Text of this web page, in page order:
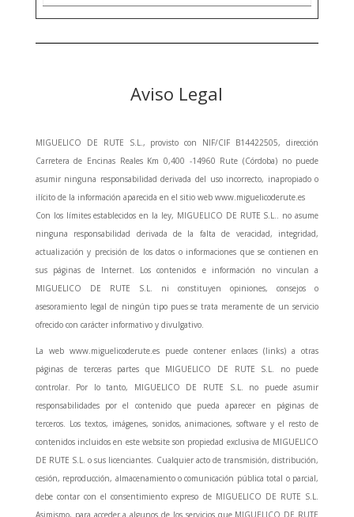
Aviso Legal
MIGUELICO DE RUTE S.L., provisto con NIF/CIF B14422505, dirección
Carretera de Encinas Reales Km 0,400 -14960 Rute (Córdoba) no puede
asumir ninguna responsabilidad derivada del uso incorrecto, inapropiado o
ilícito de la información aparecida en el sitio web www.miguelicoderute.es
Con los límites establecidos en la ley, MIGUELICO DE RUTE S.L.. no asume
ninguna responsabilidad derivada de la falta de veracidad, integridad,
actualización y precisión de los datos o informaciones que se contienen en
sus páginas de Internet. Los contenidos e información no vinculan a
MIGUELICO DE RUTE S.L. ni constituyen opiniones, consejos o
asesoramiento legal de ningún tipo pues se trata meramente de un servicio
ofrecido con carácter informativo y divulgativo.
La web www.miguelicoderute.es puede contener enlaces (links) a otras
páginas de terceras partes que MIGUELICO DE RUTE S.L. no puede
controlar. Por lo tanto, MIGUELICO DE RUTE S.L. no puede asumir
responsabilidades por el contenido que pueda aparecer en páginas de
terceros. Los textos, imágenes, sonidos, animaciones, software y el resto de
contenidos incluidos en este website son propiedad exclusiva de MIGUELICO
DE RUTE S.L. o sus licenciantes. Cualquier acto de transmisión, distribución,
cesión, reproducción, almacenamiento o comunicación pública total o parcial,
debe contar con el consentimiento expreso de MIGUELICO DE RUTE S.L.
Asimismo, para acceder a algunos de los servicios que MIGUELICO DE RUTE